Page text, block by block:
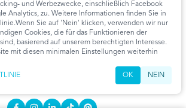
und Werbezwecke, einschließlich Facebook
Analytics, zu. Weitere Informationen finden Sie in
Sie auf 'Nein' klicken, verwenden wir nur
Cookies, die für das Funktionieren der
basierend auf unserem berechtigten Interesse.
mit diesen minimalen Einstellungen weiterhin
OK NEIN
Allgemeine Geschäftsbedingungen
Uns
Artikel Cookie-Einstellungen
KONTAKT